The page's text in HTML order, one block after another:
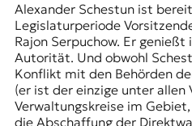
Alexander Schestun ist
Legislaturperiode
Rajon Serpuchow. Er
Autorität. Und obwohl
Konflikt mit den Behörden
(er ist der einzige unter allen
Verwaltungskreise im
die Abschaffung der